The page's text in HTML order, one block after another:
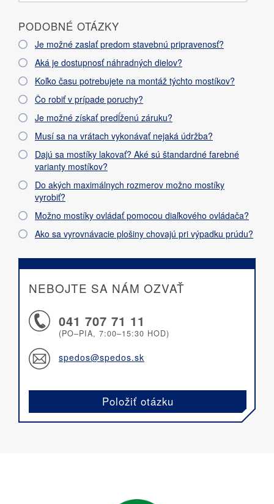
PODOBNÉ OTÁZKY
Je možné zaslať predom stavebnú pripravenosť?
Aká je dostupnosť náhradných dielov?
Koľko času potrebujete na montáž týchto mostíkov?
Čo robiť v prípade poruchy?
Je možné získať predĺženú záruku?
Musí sa na vrátach vykonávať nejaká údržba?
Dajú sa mostíky lakovať? Aké sú štandardné farebné
varianty mostíkov?
Do akých maximálnych rozmerov možno mostíky
vyrobiť?
Možno mostíky ovládať pomocou diaľkového ovládača?
Ako sa vyrovnávacie plošiny chovajú pri výpadku prúdu?
NEBOJTE SA NÁM OZVAŤ
041 707 71 11
(PO–PIA, 7:00–15:30 HOD)
spedos@spedos.sk
Položiť otázku